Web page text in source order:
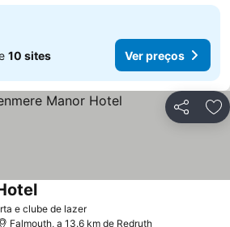
10 sites Ver preços
Partilhar
e clube de lazer
Falmouth, a 13.6 km de Redruth